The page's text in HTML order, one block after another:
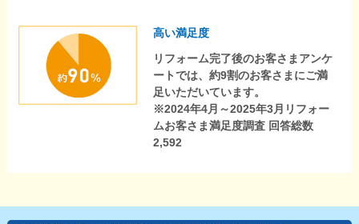
高い満足度
リフォーム完了後のお客さまアンケ
ートでは、約9割のお客さまにご満
足いただいています。
※2024年4月～2025年3月リフォー
ムお客さま満足度調査 回答総数
2,592